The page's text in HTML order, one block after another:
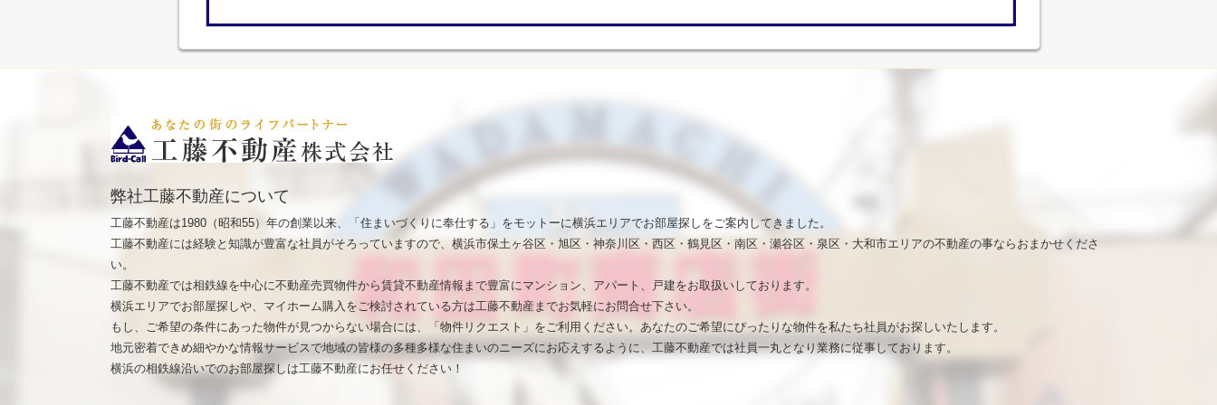
弊社工藤不動産について
工藤不動産は1980（昭和55）年の創業以来、「住まいづくりに奉仕する」をモットーに横浜エリアでお部屋探しをご案内してきました。
工藤不動産には経験と知識が豊富な社員がそろっていますので、横浜市保土ヶ谷区・旭区・神奈川区・西区・鶴見区・南区・瀬谷区・泉区・大和市エリアの不動産の事ならおまかせくださ
い。
工藤不動産では相鉄線を中心に不動産売買物件から賃貸不動産情報まで豊富にマンション、アパート、戸建をお取扱いしております。
横浜エリアでお部屋探しや、マイホーム購入をご検討されている方は工藤不動産までお気軽にお問合せ下さい。
もし、ご希望の条件にあった物件が見つからない場合には、「物件リクエスト」をご利用ください。あなたのご希望にぴったりな物件を私たち社員がお探しいたします。
地元密着できめ細やかな情報サービスで地域の皆様の多種多様な住まいのニーズにお応えするように、工藤不動産では社員一丸となり業務に従事しております。
横浜の相鉄線沿いでのお部屋探しは工藤不動産にお任せください！